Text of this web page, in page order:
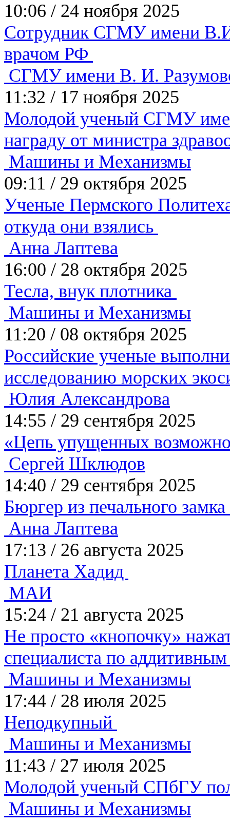
10:06 / 24 ноября 2025
Сотрудник СГМУ имени
врачом РФ
СГМУ имени В. И.
11:32 / 17 ноября 2025
Молодой ученый СГМУ
награду от министра
Машины и Механизмы
09:11 / 29 октября 2025
Ученые Пермского
откуда они взялись
Анна Лаптева
16:00 / 28 октября 2025
Тесла, внук плотника
Машины и Механизмы
11:20 / 08 октября 2025
Российские ученые
исследованию морских
Юлия Александрова
14:55 / 29 сентября 2025
«Цепь упущенных
Сергей Шклюдов
14:40 / 29 сентября 2025
Бюргер из печального
Анна Лаптева
17:13 / 26 августа 2025
Планета Хадид
МАИ
15:24 / 21 августа 2025
Не просто «кнопочку»
специалиста по
Машины и Механизмы
17:44 / 28 июля 2025
Неподкупный
Машины и Механизмы
11:43 / 27 июля 2025
Молодой ученый СПбГУ
Машины и Механизмы